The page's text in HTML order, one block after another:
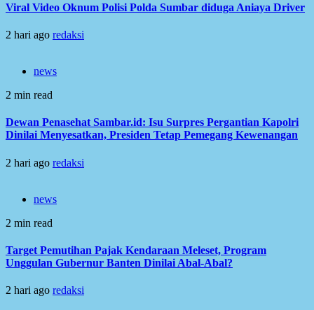
Viral Video Oknum Polisi Polda Sumbar diduga Aniaya Driver
2 hari ago redaksi
news
2 min read
Dewan Penasehat Sambar.id: Isu Surpres Pergantian Kapolri
Dinilai Menyesatkan, Presiden Tetap Pemegang Kewenangan
2 hari ago redaksi
news
2 min read
Target Pemutihan Pajak Kendaraan Meleset, Program
Unggulan Gubernur Banten Dinilai Abal-Abal?
2 hari ago redaksi